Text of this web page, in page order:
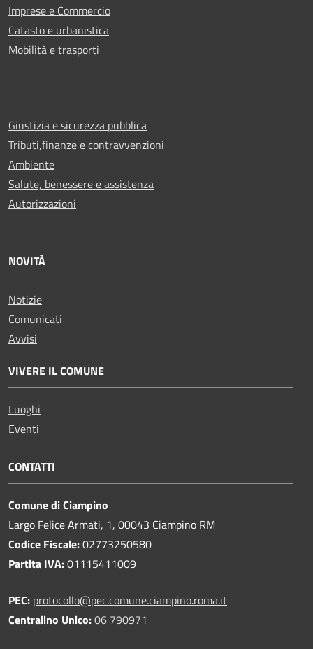
Imprese e Commercio
Catasto e urbanistica
Mobilità e trasporti
Giustizia e sicurezza pubblica
Tributi,finanze e contravvenzioni
Ambiente
Salute, benessere e assistenza
Autorizzazioni
NOVITÀ
Notizie
Comunicati
Avvisi
VIVERE IL COMUNE
Luoghi
Eventi
CONTATTI
Comune di Ciampino
Largo Felice Armati, 1, 00043 Ciampino RM
Codice Fiscale:02773250580
Partita IVA:01115411009
PEC: protocollo@pec.comune.ciampino.roma.it
Centralino Unico:06 790971